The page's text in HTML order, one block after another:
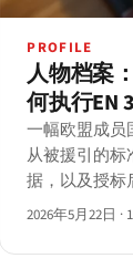
PROFILE
人物档案
何执行EN
一幅欧盟成员
从被援引的标
据，以及授标
名官员的访谈
2026年5月22日 ·